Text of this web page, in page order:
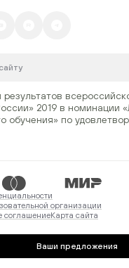
2019 в номинации
обучения» по
организации
соглашениеКарта сайта
Ваши предложения